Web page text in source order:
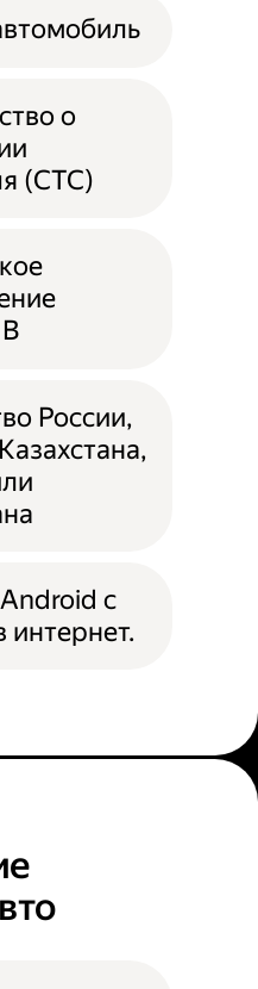
о
(СТС)
России,
с
интернет.